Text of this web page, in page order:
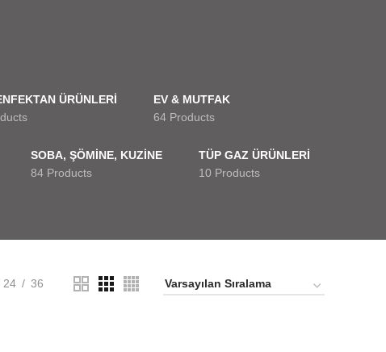
ÜRÜNLERİ
EV & MUTFAK
64 Products
SOBA, ŞÖMİNE, KUZİNE
84 Products
TÜP GAZ ÜRÜNLERİ
10 Products
24 36